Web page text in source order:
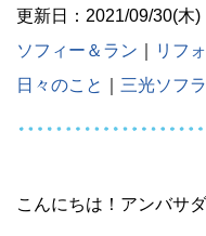
更新日：2021/09/30(木)
ソフィー＆ラン
リフ
日々のこと
三光ソフ
こんにちは！アンバサ